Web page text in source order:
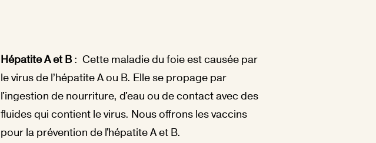
Hépatite A et B : Cette maladie du foie est causée par
le virus de l’hépatite A ou B. Elle se propage par
l'ingestion de nourriture, d'eau ou de contact avec des
fluides qui contient le virus. Nous offrons les vaccins
pour la prévention de l'hépatite A et B.